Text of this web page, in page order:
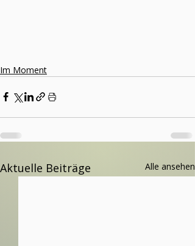
Im Moment
Aktuelle Beiträge Alle ansehen